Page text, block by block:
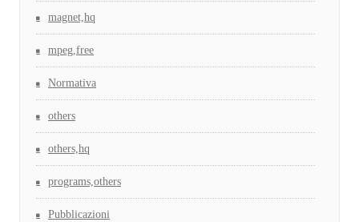
magnet,hq
mpeg,free
Normativa
others
others,hq
programs,others
Pubblicazioni